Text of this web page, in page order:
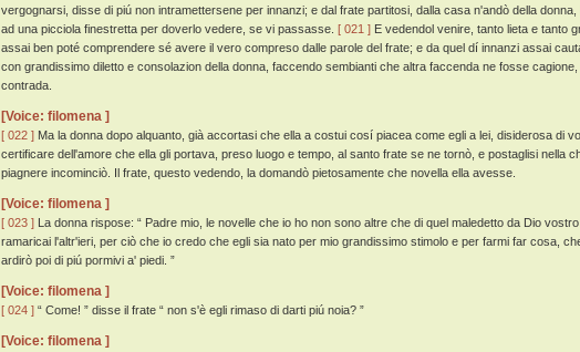
vergognarsi, disse di piú non intramettersene per innanzi; e dal frate partitosi, dalla casa n'andò della
ad una picciola finestretta per doverlo vedere, se vi passasse. [ 021 ] E vedendol venire, tanto lieta e tanto
assai ben poté comprendere sé avere il vero compreso dalle parole del frate; e da quel dí innanzi assai
con grandissimo diletto e consolazion della donna, faccendo sembianti che altra faccenda ne fosse
contrada.
[Voice: filomena ]
[ 022 ] Ma la donna dopo alquanto, già accortasi che ella a costui cosí piacea come egli a lei, disiderosa di
certificare dell'amore che ella gli portava, preso luogo e tempo, al santo frate se ne tornò, e postaglisi nella
piagnere incominciò. Il frate, questo vedendo, la domandò pietosamente che novella ella avesse.
[Voice: filomena ]
[ 023 ] La donna rispose: “ Padre mio, le novelle che io ho non sono altre che di quel maledetto da Dio
ramaricai l'altr'ieri, per ciò che io credo che egli sia nato per mio grandissimo stimolo e per farmi far cosa,
ardirò poi di piú pormivi a' piedi. ”
[Voice: filomena ]
[ 024 ] “ Come! ” disse il frate “ non s'è egli rimaso di darti piú noia? ”
[Voice: filomena ]